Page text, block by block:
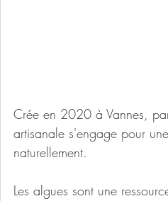
Crée en 2020 à Vannes,
artisanale s'engage pour
naturellement.
Les algues sont une